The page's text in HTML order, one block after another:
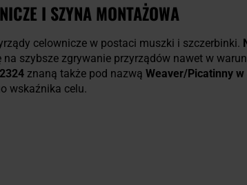
I SZYNA MONTAŻOWA
celownicze w postaci muszki i szczerbinki.
na szybsze zgrywanie przyrządów nawet w
znaną także pod nazwą Weaver/Picatinny
wskaźnika celu.